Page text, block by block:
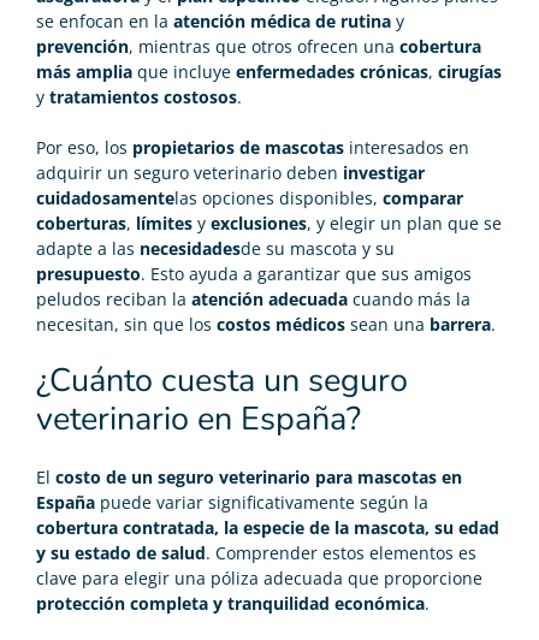
se enfocan en la atención médica de rutina y
prevención, mientras que otros ofrecen una cobertura
más amplia que incluye enfermedades crónicas, cirugías
y tratamientos costosos.
Por eso, los propietarios de mascotas interesados en
adquirir un seguro veterinario deben investigar
cuidadosamentelas opciones disponibles, comparar
coberturas, límites y exclusiones, y elegir un plan que se
adapte a las necesidadesde su mascota y su
presupuesto. Esto ayuda a garantizar que sus amigos
peludos reciban la atención adecuada cuando más la
necesitan, sin que los costos médicos sean una barrera.
¿Cuánto cuesta un seguro
veterinario en España?
El costo de un seguro veterinario para mascotas en
España puede variar significativamente según la
cobertura contratada, la especie de la mascota, su edad
y su estado de salud. Comprender estos elementos es
clave para elegir una póliza adecuada que proporcione
protección completa y tranquilidad económica.